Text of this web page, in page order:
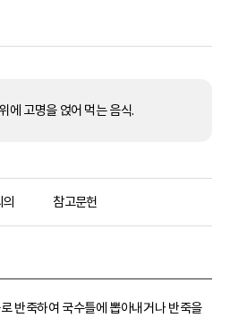
에 고명을 얹어 먹는 음식.
참고문헌
반죽하여 국수틀에 뽑아내거나 반죽을